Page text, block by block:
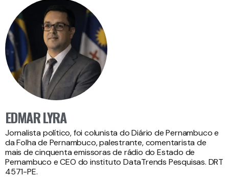
EDMAR LYRA
Jornalista político, foi colunista do Diário de Pernambuco e
da Folha de Pernambuco, palestrante, comentarista de
mais de cinquenta emissoras de rádio do Estado de
Pernambuco e CEO do instituto DataTrends Pesquisas. DRT
4571-PE.